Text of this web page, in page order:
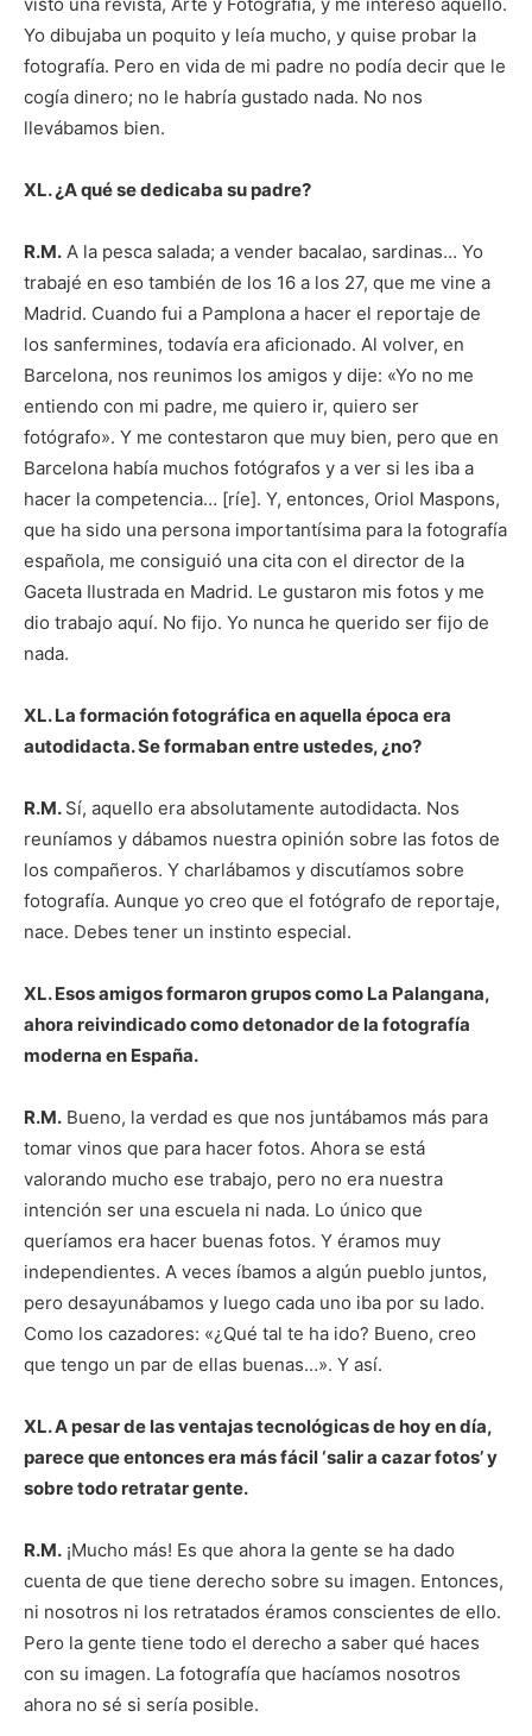
Yo dibujaba un poquito y leía mucho, y quise probar la
fotografía. Pero en vida de mi padre no podía decir que le
cogía dinero; no le habría gustado nada. No nos
llevábamos bien.
XL. ¿A qué se dedicaba su padre?
R.M. A la pesca salada; a vender bacalao, sardinas… Yo
trabajé en eso también de los 16 a los 27, que me vine a
Madrid. Cuando fui a Pamplona a hacer el reportaje de
los sanfermines, todavía era aficionado. Al volver, en
Barcelona, nos reunimos los amigos y dije: «Yo no me
entiendo con mi padre, me quiero ir, quiero ser
fotógrafo». Y me contestaron que muy bien, pero que en
Barcelona había muchos fotógrafos y a ver si les iba a
hacer la competencia… [ríe]. Y, entonces, Oriol Maspons,
que ha sido una persona importantísima para la fotografía
española, me consiguió una cita con el director de la
Gaceta Ilustrada en Madrid. Le gustaron mis fotos y me
dio trabajo aquí. No fijo. Yo nunca he querido ser fijo de
nada.
XL. La formación fotográfica en aquella época era
autodidacta. Se formaban entre ustedes, ¿no?
R.M. Sí, aquello era absolutamente autodidacta. Nos
reuníamos y dábamos nuestra opinión sobre las fotos de
los compañeros. Y charlábamos y discutíamos sobre
fotografía. Aunque yo creo que el fotógrafo de reportaje,
nace. Debes tener un instinto especial.
XL. Esos amigos formaron grupos como La Palangana,
ahora reivindicado como detonador de la fotografía
moderna en España.
R.M. Bueno, la verdad es que nos juntábamos más para
tomar vinos que para hacer fotos. Ahora se está
valorando mucho ese trabajo, pero no era nuestra
intención ser una escuela ni nada. Lo único que
queríamos era hacer buenas fotos. Y éramos muy
independientes. A veces íbamos a algún pueblo juntos,
pero desayunábamos y luego cada uno iba por su lado.
Como los cazadores: «¿Qué tal te ha ido? Bueno, creo
que tengo un par de ellas buenas…». Y así.
XL. A pesar de las ventajas tecnológicas de hoy en día,
parece que entonces era más fácil ‘salir a cazar fotos’ y
sobre todo retratar gente.
R.M. ¡Mucho más! Es que ahora la gente se ha dado
cuenta de que tiene derecho sobre su imagen. Entonces,
ni nosotros ni los retratados éramos conscientes de ello.
Pero la gente tiene todo el derecho a saber qué haces
con su imagen. La fotografía que hacíamos nosotros
ahora no sé si sería posible.